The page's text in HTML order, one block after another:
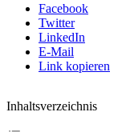
Facebook
Twitter
LinkedIn
E-Mail
Link kopieren
Inhaltsverzeichnis